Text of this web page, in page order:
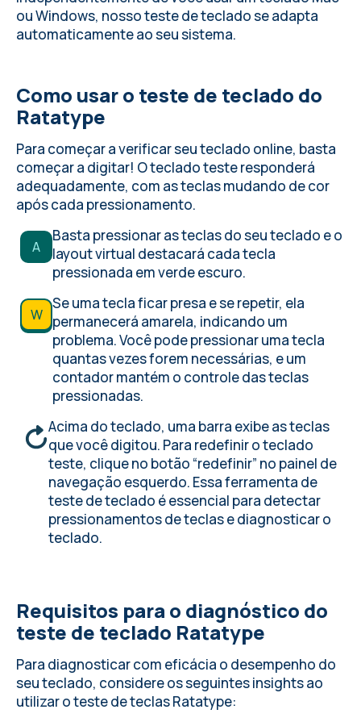
ou Windows, nosso teste de teclado se adapta
automaticamente ao seu sistema.
Como usar o teste de teclado do
Ratatype
Para começar a verificar seu teclado online, basta
começar a digitar! O teclado teste responderá
adequadamente, com as teclas mudando de cor
após cada pressionamento.
A
Basta pressionar as teclas do seu teclado e o
layout virtual destacará cada tecla
pressionada em verde escuro.
W
Se uma tecla ficar presa e se repetir, ela
permanecerá amarela, indicando um
problema. Você pode pressionar uma tecla
quantas vezes forem necessárias, e um
contador mantém o controle das teclas
pressionadas.
Acima do teclado, uma barra exibe as teclas
que você digitou. Para redefinir o teclado
teste, clique no botão “redefinir” no painel de
navegação esquerdo. Essa ferramenta de
teste de teclado é essencial para detectar
pressionamentos de teclas e diagnosticar o
teclado.
Requisitos para o diagnóstico do
teste de teclado Ratatype
Para diagnosticar com eficácia o desempenho do
seu teclado, considere os seguintes insights ao
utilizar o teste de teclas Ratatype: